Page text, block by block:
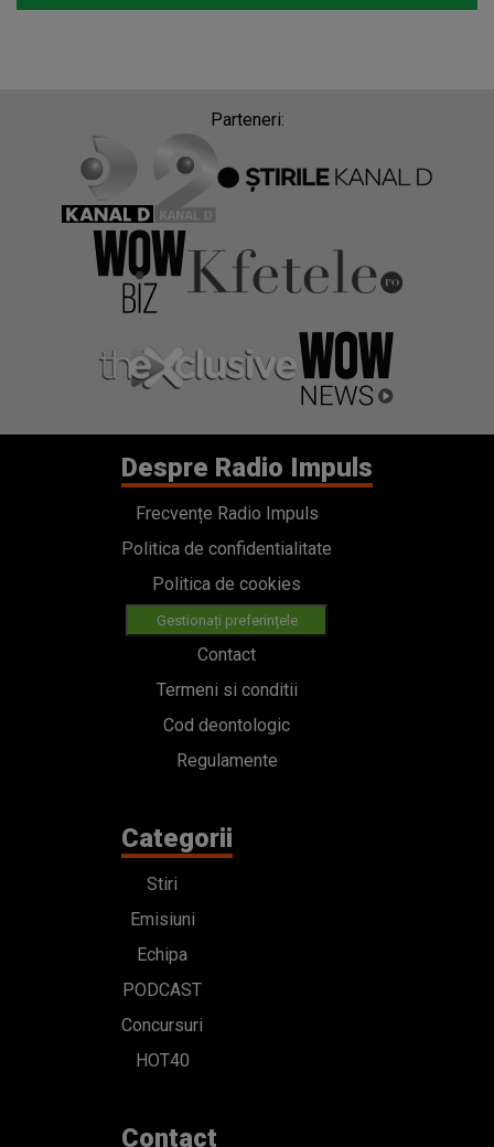
Parteneri:
Despre Radio Impuls
Frecvențe Radio Impuls
Politica de confidentialitate
Politica de cookies
Gestionați preferințele
Contact
Termeni si conditii
Cod deontologic
Regulamente
Categorii
Stiri
Emisiuni
Echipa
PODCAST
Concursuri
HOT40
Contact